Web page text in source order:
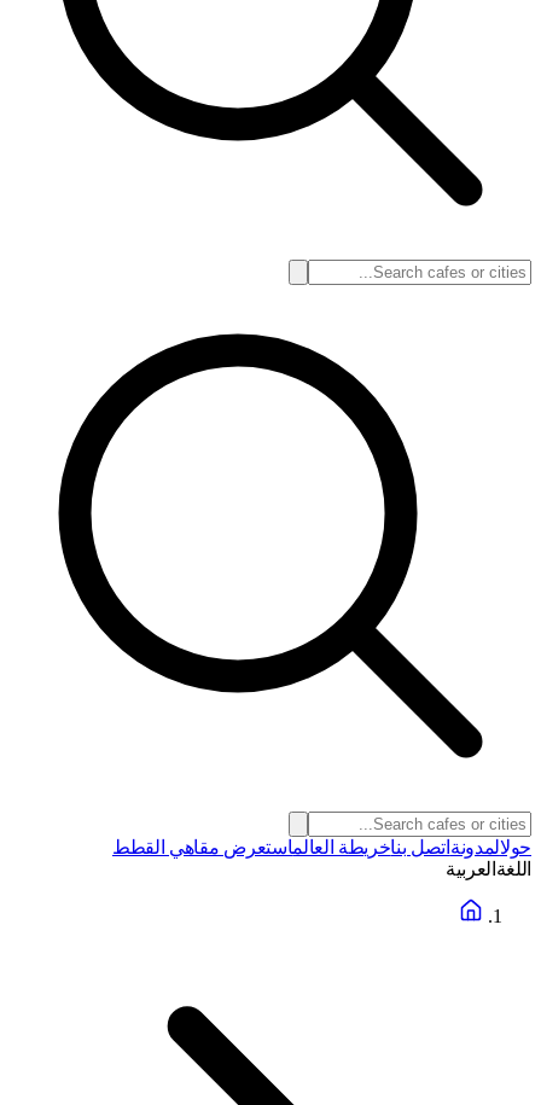
حولالمدونة اتصل بناخريطة العالماستعرض مقاهي القطط
اللغة العربية